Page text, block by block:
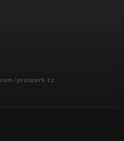
prosperk.cz